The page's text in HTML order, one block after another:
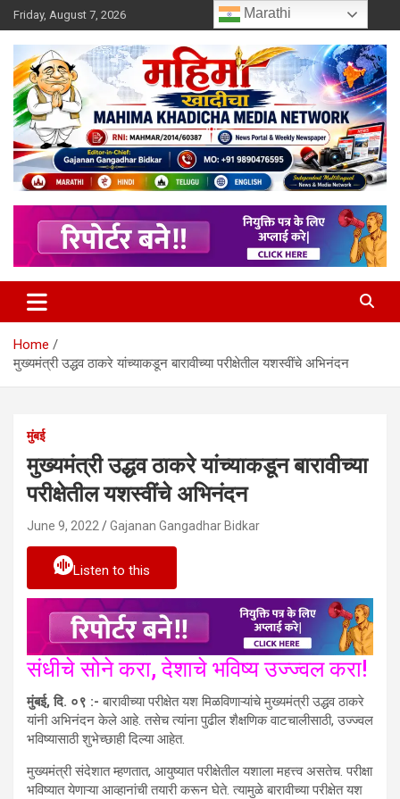
Skip
to
content
Friday, August 7, 2026
Mahimakhadicha
Home
मुख्यमंत्री उद्धव ठाकरे यांच्याकडून बारावीच्या परीक्षेतील यशस्वींचे अभिनंदन
मुंबई
मुख्यमंत्री उद्धव ठाकरे यांच्याकडून बारावीच्या
परीक्षेतील यशस्वींचे अभिनंदन
June 9, 2022 Gajanan Gangadhar Bidkar
Listen to this
संधीचे सोने करा, देशाचे भविष्य उज्ज्वल करा!
मुंबई, दि. ०९ :- बारावीच्या परीक्षेत यश मिळविणाऱ्यांचे मुख्यमंत्री उद्धव ठाकरे
यांनी अभिनंदन केले आहे. तसेच त्यांना पुढील शैक्षणिक वाटचालीसाठी, उज्ज्वल
भविष्यासाठी शुभेच्छाही दिल्या आहेत.
मुख्यमंत्री संदेशात म्हणतात, आयुष्यात परीक्षेतील यशाला महत्त्व असतेच. परीक्षा
भविष्यात येणाऱ्या आव्हानांची तयारी करून घेते. त्यामुळे बारावीच्या परीक्षेत यश
Marathi